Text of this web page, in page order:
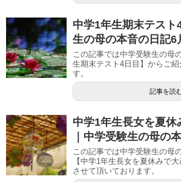
中学1年生期末テスト
生の母の本音の日記6
この記事では中学受験生の母
生期末テスト4日目】からご
す。
記事を読
中学1年生長女を夏休
｜中学受験生の母の
この記事では中学受験生の母
【中学1年生長女を夏休みで
させて頂いております。